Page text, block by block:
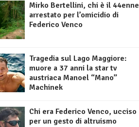
Mirko Bertellini, chi è il 44enne
arrestato per l’omicidio di
Federico Venco
Tragedia sul Lago Maggiore:
muore a 37 anni la star tv
austriaca Manoel “Mano”
Machinek
Chi era Federico Venco, ucciso
per un gesto di altruismo